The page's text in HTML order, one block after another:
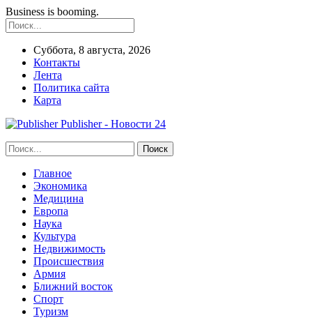
Business is booming.
Суббота, 8 августа, 2026
Контакты
Лента
Политика сайта
Карта
Publisher - Новости 24
Главное
Экономика
Медицина
Европа
Наука
Культура
Недвижимость
Происшествия
Армия
Ближний восток
Спорт
Туризм